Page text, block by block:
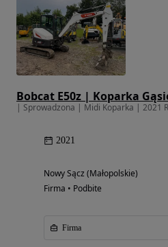
2021
Nowy Sącz (Małopolskie)
Firma • Podbite
Firma